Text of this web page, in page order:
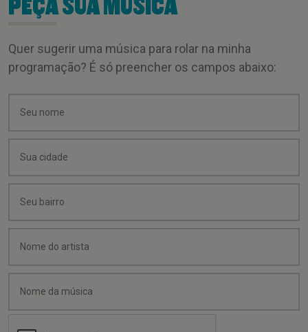
PEÇA SUA MÚSICA
Quer sugerir uma música para rolar na minha
programação? É só preencher os campos abaixo: